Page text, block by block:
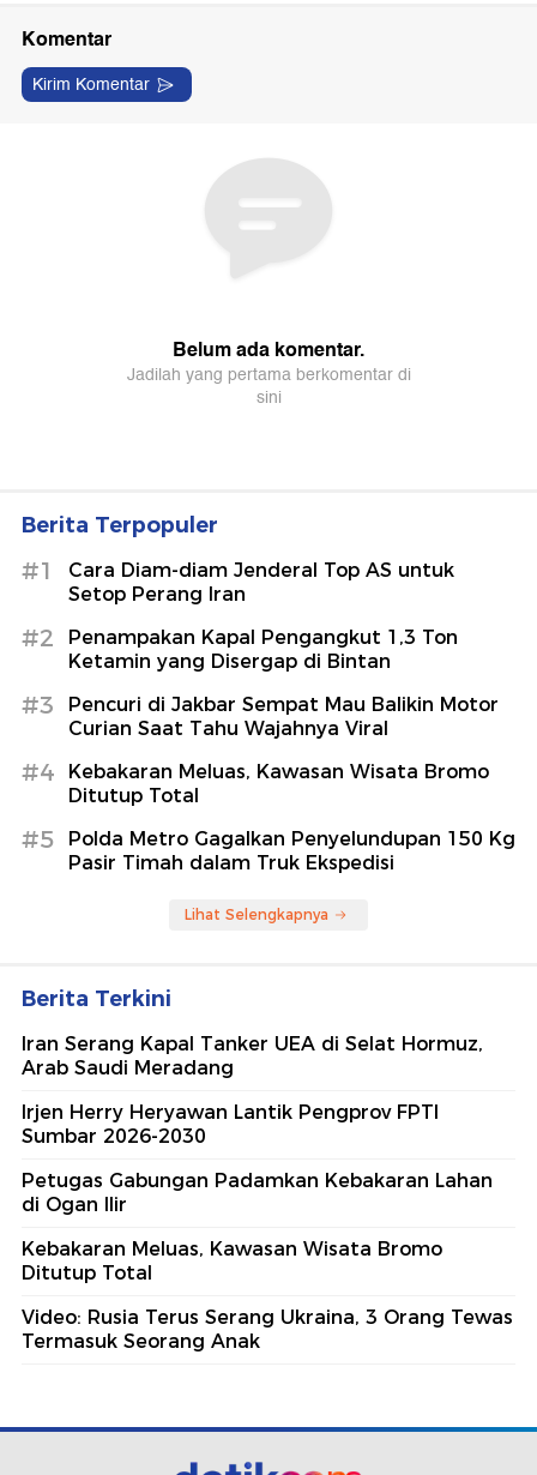
Berita Terpopuler
#1
Cara Diam-diam Jenderal Top AS untuk
Setop Perang Iran
#2
Penampakan Kapal Pengangkut 1,3 Ton
Ketamin yang Disergap di Bintan
#3
Pencuri di Jakbar Sempat Mau Balikin Motor
Curian Saat Tahu Wajahnya Viral
#4
Kebakaran Meluas, Kawasan Wisata Bromo
Ditutup Total
#5
Polda Metro Gagalkan Penyelundupan 150 Kg
Pasir Timah dalam Truk Ekspedisi
Lihat Selengkapnya
Berita Terkini
Iran Serang Kapal Tanker UEA di Selat Hormuz,
Arab Saudi Meradang
Irjen Herry Heryawan Lantik Pengprov FPTI
Sumbar 2026-2030
Petugas Gabungan Padamkan Kebakaran Lahan
di Ogan Ilir
Kebakaran Meluas, Kawasan Wisata Bromo
Ditutup Total
Video: Rusia Terus Serang Ukraina, 3 Orang Tewas
Termasuk Seorang Anak